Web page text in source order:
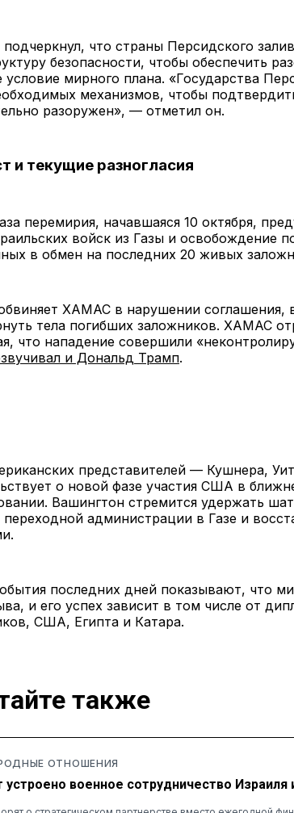
что страны Персидского
безопасности, чтобы обеспечить
условие мирного плана. «Государства
механизмов, чтобы
разоружен», — отметил он.
и текущие разногласия
перемирия, начавшаяся 10 октября,
войск из Газы и освобождение
в обмен на последних 20 живых
ХАМАС в нарушении соглашения,
тела погибших заложников. ХАМАС
что нападение совершили
и Дональд Трамп.
представителей — Кушнера,
о новой фазе участия США в
Вашингтон стремится удержать
переходной администрации в Газе и
последних дней показывают, что
и его успех зависит в том числе от
США, Египта и Катара.
также
ОТНОШЕНИЯ
устроено военное сотрудничество